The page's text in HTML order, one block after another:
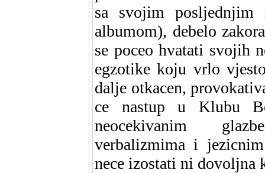
sa svojim posljednjim
albumom), debelo
se poceo hvatati svojih
egzotike koju vrlo
dalje otkacen,
ce nastup u Klubu
neocekivanim
verbalizmima i
nece izostati ni dovoljna